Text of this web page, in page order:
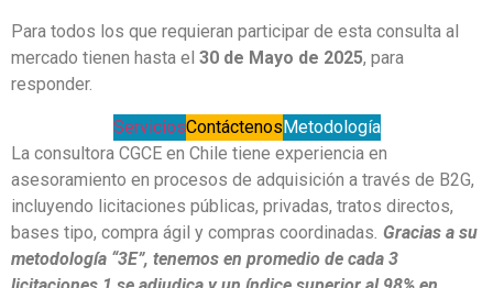
Para todos los que requieran participar de esta consulta al
mercado tienen hasta el 30 de Mayo de 2025, para
responder.
ServiciosContáctenosMetodología
La consultora CGCE en Chile tiene experiencia en
asesoramiento en procesos de adquisición a través de B2G,
incluyendo licitaciones públicas, privadas, tratos directos,
bases tipo, compra ágil y compras coordinadas Gracias a su
metodología “3E”, tenemos en promedio de cada 3